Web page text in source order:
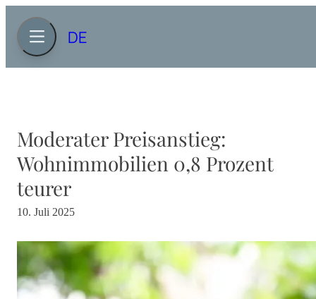
DE
Moderater Preisanstieg:
Wohnimmobilien 0,8 Prozent
teurer
10. Juli 2025